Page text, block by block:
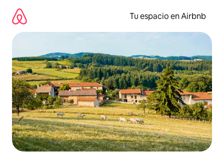
contenido
Tu espacio en Airbnb